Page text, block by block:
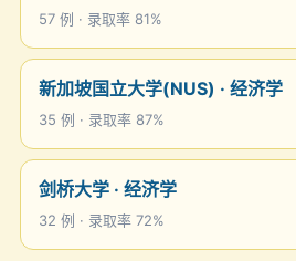
57 例 · 录取率 81%
新加坡国立大学(NUS) · 经济学
35 例 · 录取率 87%
剑桥大学 · 经济学
32 例 · 录取率 72%